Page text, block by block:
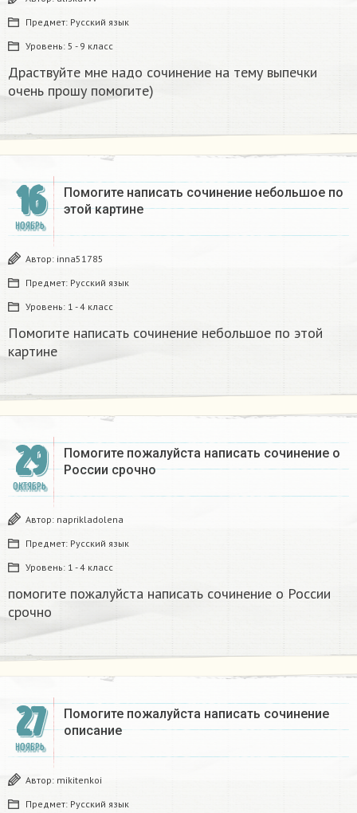
Предмет: Русский язык
Уровень: 5 - 9 класс
Драствуйте мне надо сочинение на тему выпечки
очень прошу помогите)
16
НОЯБРЬ
Помогите написать сочинение небольшое по
этой картине
Автор: inna51785
Предмет: Русский язык
Уровень: 1 - 4 класс
Помогите написать сочинение небольшое по этой
картине
29
ОКТЯБРЬ
Помогите пожалуйста написать сочинение о
России срочно
Автор: naprikladolena
Предмет: Русский язык
Уровень: 1 - 4 класс
помогите пожалуйста написать сочинение о России
срочно
27
НОЯБРЬ
Помогите пожалуйста написать сочинение
описание
Автор: mikitenkoi
Предмет: Русский язык